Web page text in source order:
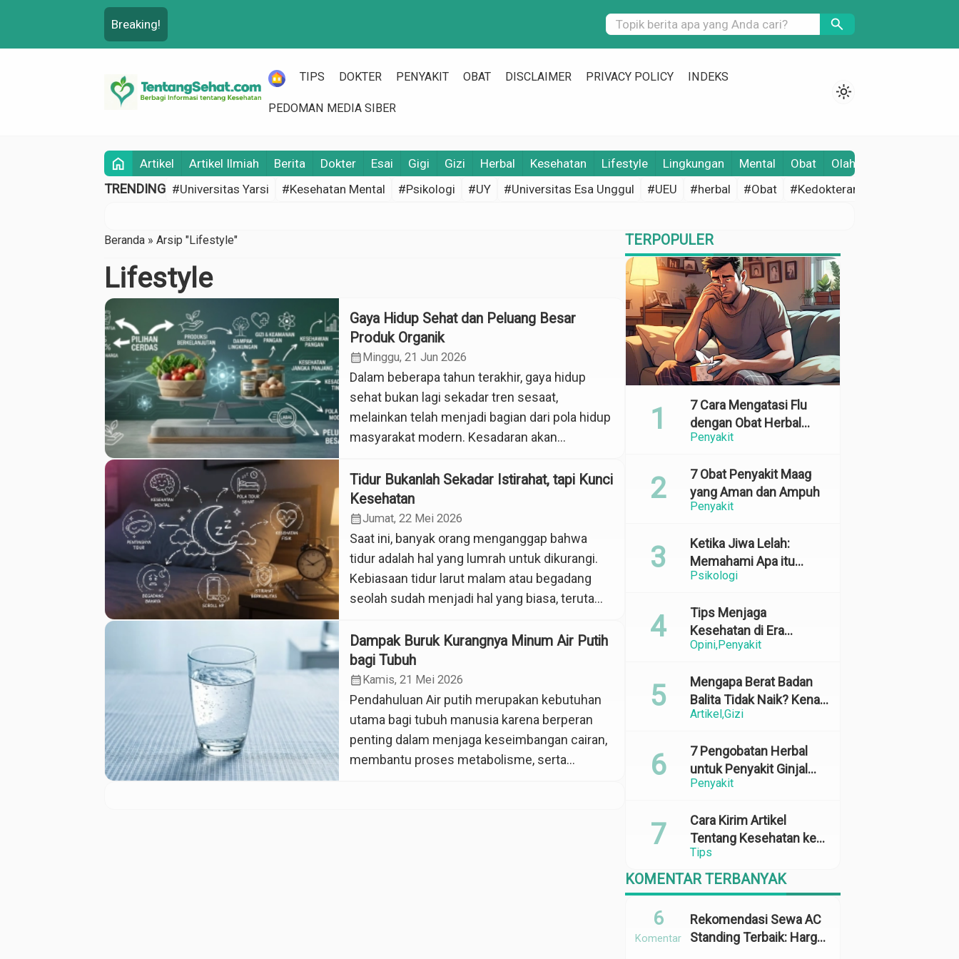
Breaking! search
HOME
TIPS DOKTER PENYAKIT OBAT DISCLAIMER PRIVACY POLICY INDEKS
PEDOMAN MEDIA SIBER
light_mode
home Artikel Artikel Ilmiah Berita Dokter Esai Gigi Gizi Herbal Kesehatan Lifestyle Lingkungan Mental Obat Olahraga
TRENDING #Universitas Yarsi #Kesehatan Mental #Psikologi #UY #Universitas Esa Unggul #UEU #herbal #Obat #Kedokteran
Beranda » Arsip "Lifestyle"
Lifestyle
Gaya Hidup Sehat dan Peluang Besar
Produk Organik
calendar_monthMinggu, 21 Jun 2026
Dalam beberapa tahun terakhir, gaya hidup
sehat bukan lagi sekadar tren sesaat,
melainkan telah menjadi bagian dari pola hidup
masyarakat modern. Kesadaran akan
meningkat seiring bertambahnya informasi
mengenai gizi, keamanan pangan, serta
dampak lingkungan dari aktivitas manusia.
Masyarakat kini tidak hanya
mempertimbangkan rasa dan harga suatu
produk pangan, tetapi juga memperhatikan […]
Tidur Bukanlah Sekadar Istirahat, tapi Kunci
Kesehatan
calendar_monthJumat, 22 Mei 2026
Saat ini, banyak orang menganggap bahwa
tidur adalah hal yang lumrah untuk dikurangi.
Kebiasaan tidur larut malam atau begadang
seolah sudah menjadi hal yang biasa, terutama
sedikit pula orang yang tidur terlalu malam
hanya karena bermain ponsel atau media
sosial tanpa tujuan yang jelas. Padahal, seiring
berjalannya waktu, […]
Dampak Buruk Kurangnya Minum Air Putih
bagi Tubuh
calendar_monthKamis, 21 Mei 2026
Pendahuluan Air putih merupakan kebutuhan
utama bagi tubuh manusia karena berperan
penting dalam menjaga keseimbangan cairan,
membantu proses metabolisme, serta
TERPOPULER
Penyakit
7 Cara Mengatasi Flu
dengan Obat Herbal
yang Ampuh dan
Penyakit
7 Obat Penyakit Maag
yang Aman dan Ampuh
Psikologi
Ketika Jiwa Lelah:
Memahami Apa itu
Emotional Exhaustion
Opini Penyakit
Tips Menjaga
Kesehatan di Era
Perubahan Cuaca yang
ArtikelGizi
Mengapa Berat Badan
Balita Tidak Naik? Kenali
Penyebab dan Solusinya
Penyakit
7 Pengobatan Herbal
untuk Penyakit Ginjal
yang Terbukti Efektif
Tips
Cara Kirim Artikel
Tentang Kesehatan ke
Media Online: 100%
Terbit
KOMENTAR TERBANYAK
Rekomendasi Sewa AC
Standing Terbaik: Harga,
6
Komentar